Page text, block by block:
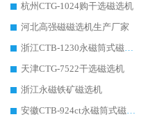
杭州CTG-1024购干选磁选机
河北高强磁磁选机生产厂家
浙江CTB-1230永磁筒式磁选机生产厂家
天津CTG-7522干选磁选机
浙江永磁铁矿磁选机
安徽CTB-924ct永磁筒式磁选机